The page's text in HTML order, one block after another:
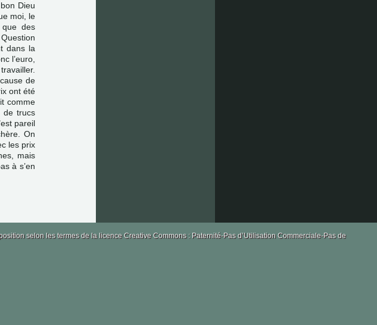
bompard
Dieu
moi, le
des
dans la
l’euro,
de
ont été
comme
de trucs
pareil
On
les prix
mais
à s’en
selon les termes de la licence Creative Commons : Paternité-Pas d’Utilisation Commerciale-Pas de